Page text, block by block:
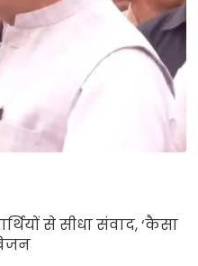
से सीधा संवाद, ‘कैसा